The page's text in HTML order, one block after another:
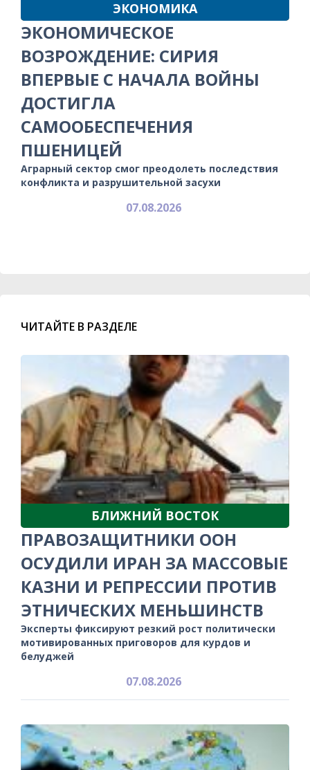
ЭКОНОМИКА
ЭКОНОМИЧЕСКОЕ
ВОЗРОЖДЕНИЕ: СИРИЯ
ВПЕРВЫЕ С НАЧАЛА ВОЙНЫ
ДОСТИГЛА
САМООБЕСПЕЧЕНИЯ
ПШЕНИЦЕЙ
Аграрный сектор смог преодолеть последствия
конфликта и разрушительной засухи
07.08.2026
ЧИТАЙТЕ В РАЗДЕЛЕ
БЛИЖНИЙ ВОСТОК
ПРАВОЗАЩИТНИКИ ООН
ОСУДИЛИ ИРАН ЗА МАССОВЫЕ
КАЗНИ И РЕПРЕССИИ ПРОТИВ
ЭТНИЧЕСКИХ МЕНЬШИНСТВ
Эксперты фиксируют резкий рост политически
мотивированных приговоров для курдов и
белуджей
07.08.2026